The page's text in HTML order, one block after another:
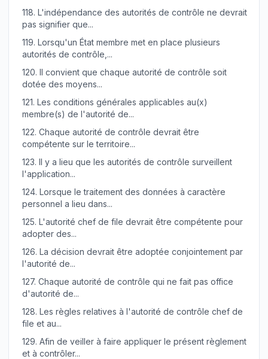
118. L'indépendance des autorités de contrôle ne devrait
pas signifier que...
119. Lorsqu'un État membre met en place plusieurs
autorités de contrôle,...
120. Il convient que chaque autorité de contrôle soit
dotée des moyens...
121. Les conditions générales applicables au(x)
membre(s) de l'autorité de...
122. Chaque autorité de contrôle devrait être
compétente sur le territoire...
123. Il y a lieu que les autorités de contrôle surveillent
l'application...
124. Lorsque le traitement des données à caractère
personnel a lieu dans...
125. L'autorité chef de file devrait être compétente pour
adopter des...
126. La décision devrait être adoptée conjointement par
l'autorité de...
127. Chaque autorité de contrôle qui ne fait pas office
d'autorité de...
128. Les règles relatives à l'autorité de contrôle chef de
file et au...
129. Afin de veiller à faire appliquer le présent règlement
et à contrôler...